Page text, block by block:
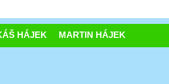
HÁJEK MARTIN HÁJEK